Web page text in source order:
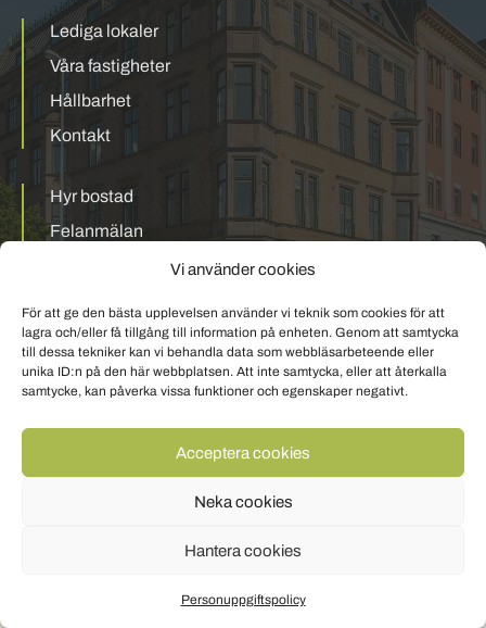
Vi använder cookies
För att ge den bästa upplevelsen använder vi teknik som cookies för att
lagra och/eller få tillgång till information på enheten. Genom att samtycka
till dessa tekniker kan vi behandla data som webbläsarbeteende eller
unika ID:n på den här webbplatsen. Att inte samtycka, eller att återkalla
samtycke, kan påverka vissa funktioner och egenskaper negativt.
Acceptera cookies
Neka cookies
Hantera cookies
Personuppgiftspolicy
Lediga lokaler
Våra fastigheter
Hållbarhet
Kontakt
Hyr bostad
Felanmälan
Personuppgiftspolicy Om cookies